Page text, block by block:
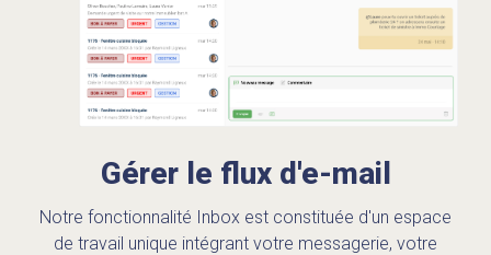
Gérer le flux d'e-mail
Notre fonctionnalité Inbox est constituée d'un espace
de travail unique intégrant votre messagerie, votre